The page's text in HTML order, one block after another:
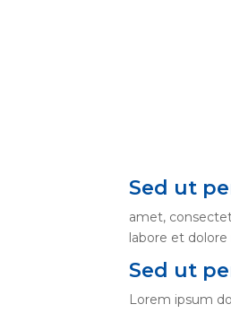
Sed ut
amet,
labore et
Sed ut
Lorem ipsum